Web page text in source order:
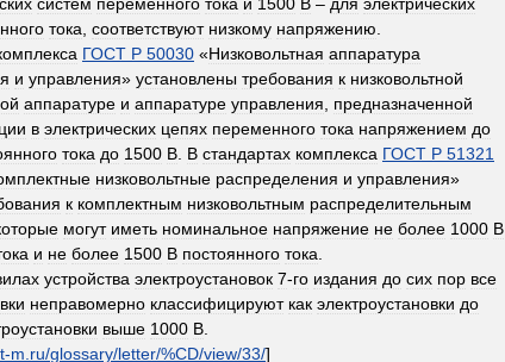
тока соответствуют низкому напряжению
ГОСТ Р 50030 «Низковольтная аппаратура
и управления» установлены требования к низковольтной
аппаратуре и аппаратуре управления
предназначенной
в электрических цепях переменного тока напряжением до
тока до 1500 В В стандартах комплекса ГОСТ Р 51321
низковольтные распределения и управления»
к комплектным низковольтным распределительным
могут иметь номинальное напряжение не более 1000 В
и не более 1500 В постоянного тока
устройства электроустановок 7-го издания до сих пор все
неправомерно классифицируют как электроустановки до
выше 1000 В
-m ru/glossary/letter/%CD/view/33/]